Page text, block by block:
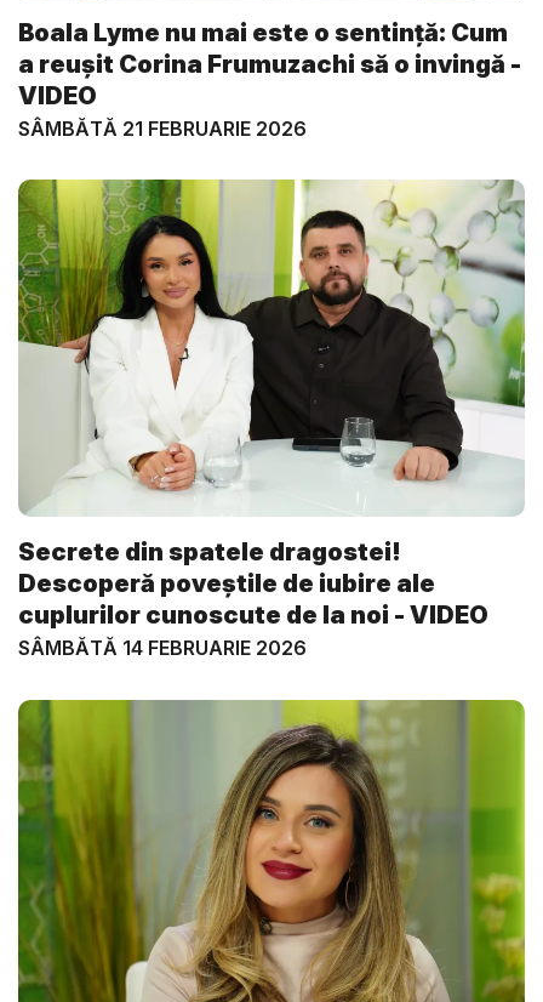
Boala Lyme nu mai este o sentință: Cum
a reușit Corina Frumuzachi să o invingă -
VIDEO
SÂMBĂTĂ 21 FEBRUARIE 2026
Secrete din spatele dragostei!
Descoperă poveștile de iubire ale
cuplurilor cunoscute de la noi - VIDEO
SÂMBĂTĂ 14 FEBRUARIE 2026